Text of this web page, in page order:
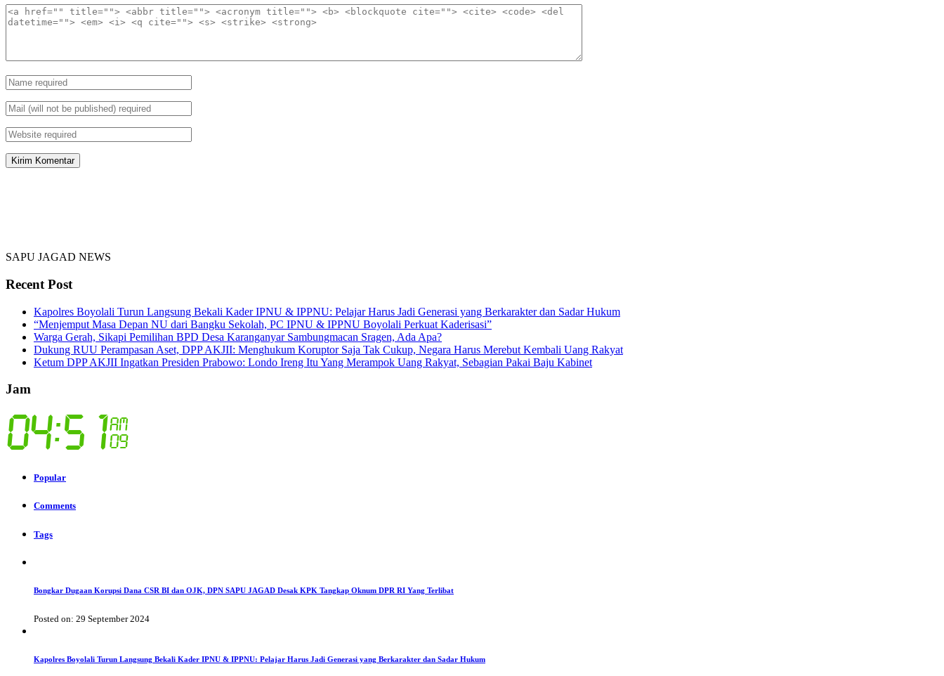
SAPU JAGAD NEWS
Recent Post
Kapolres Boyolali Turun Langsung Bekali Kader IPNU & IPPNU: Pelajar Harus Jadi Generasi yang Berkarakter dan Sadar Hukum
“Menjemput Masa Depan NU dari Bangku Sekolah, PC IPNU & IPPNU Boyolali Perkuat Kaderisasi”
Warga Gerah, Sikapi Pemilihan BPD Desa Karanganyar Sambungmacan Sragen, Ada Apa?
Dukung RUU Perampasan Aset, DPP AKJII: Menghukum Koruptor Saja Tak Cukup, Negara Harus Merebut Kembali Uang Rakyat
Ketum DPP AKJII Ingatkan Presiden Prabowo: Londo Ireng Itu Yang Merampok Uang Rakyat, Sebagian Pakai Baju Kabinet
Jam
Popular
Comments
Tags
Bongkar Dugaan Korupsi Dana CSR BI dan OJK, DPN SAPU JAGAD Desak KPK Tangkap Oknum DPR RI Yang Terlibat
Posted on: 29 September 2024
Kapolres Boyolali Turun Langsung Bekali Kader IPNU & IPPNU: Pelajar Harus Jadi Generasi yang Berkarakter dan Sadar Hukum